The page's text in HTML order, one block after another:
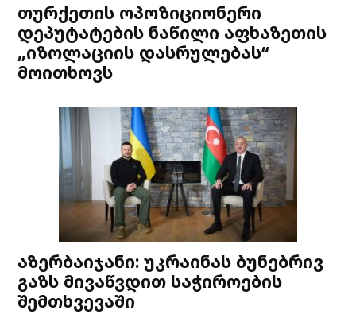
თურქეთის ოპოზიციონერი
დეპუტატების ნაწილი აფხაზეთის
„იზოლაციის დასრულებას“
მოითხოვს
აზერბაიჯანი: უკრაინას ბუნებრივ
გაზს მივაწვდით საჭიროების
შემთხვევაში